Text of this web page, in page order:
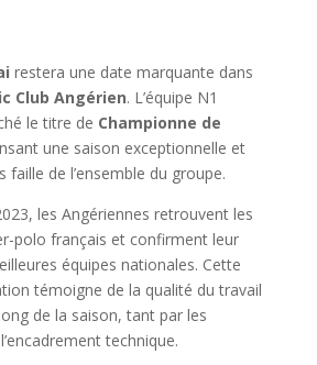
restera une date marquante dans
Club Angérien. L’équipe N1
le titre de Championne de
une saison exceptionnelle et
faille de l’ensemble du groupe.
les Angériennes retrouvent les
polo français et confirment leur
équipes nationales. Cette
témoigne de la qualité du travail
de la saison, tant par les
technique.